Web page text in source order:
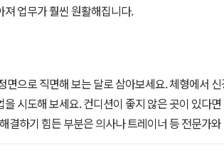
업무가 훨씬 원활해집니다.
면으로 직면해 보는 달로 삼아보세요. 체형에서
시도해 보세요. 컨디션이 좋지 않은 곳이 있다
결하기 힘든 부분은 의사나 트레이너 등 전문가